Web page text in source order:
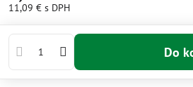
11,09 € s DPH
Do